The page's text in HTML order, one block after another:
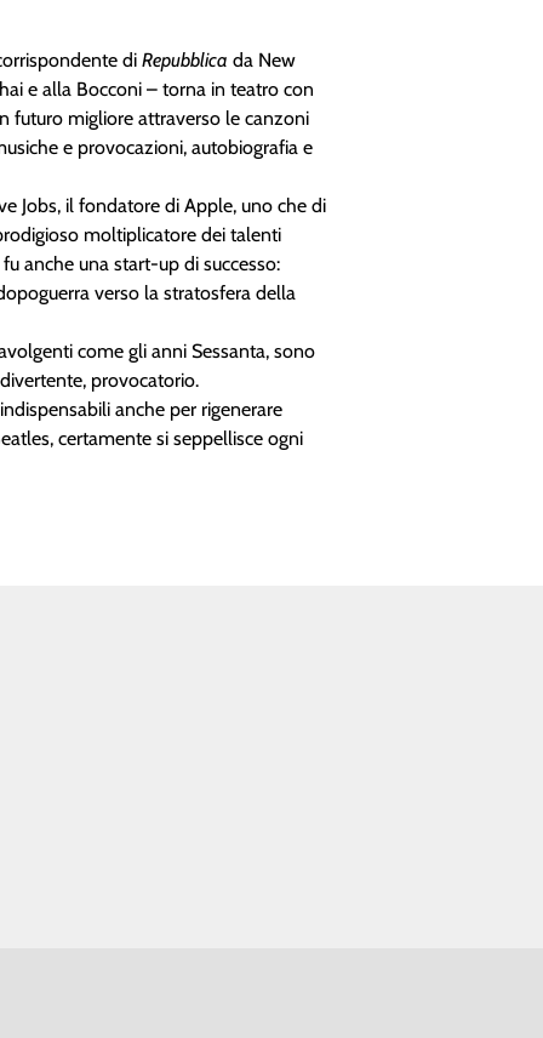
diRepubblica da New
e alla Bocconi – torna in teatro con
futuro migliore attraverso le canzoni
e provocazioni, autobiografia e
Jobs, il fondatore di Apple, uno che di
moltiplicatore dei talenti
anche una start-up di successo:
verso la stratosfera della
come gli anni Sessanta, sono
provocatorio.
anche per rigenerare
certamente si seppellisce ogni